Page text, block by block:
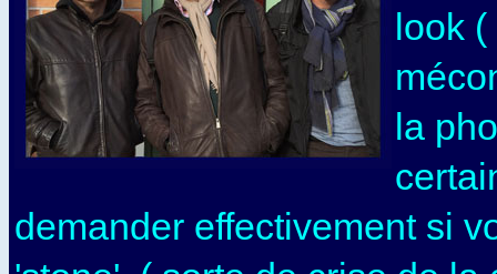
look (
la
demander effectivement si